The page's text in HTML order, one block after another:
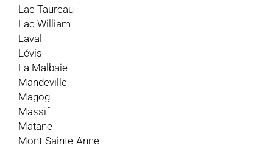
Lac Taureau
Lac William
Laval
Lévis
La Malbaie
Mandeville
Magog
Massif
Matane
Mont-Sainte-Anne